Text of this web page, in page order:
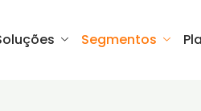
Segmentos